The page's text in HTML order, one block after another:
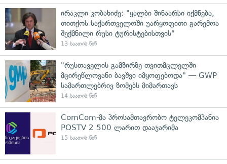
ირაკლი კობახიძე: "ყალბი შინაარსი იქმნება,
თითქოს საქართველოში უარყოფითი გარემოა
შექმნილი რუსი ტურისტებისთვის"
13 საათის წინ
"რუსთაველის გამზირზე თვითმცლელში
მცირეწლოვანი ბავშვი იმყოფებოდა" — GWP
სამართლებრივ ზომებს მიმართავს
14 საათის წინ
ComCom-მა პროსამთავრობო ტელეკომპანია
POSTV 2 500 ლარით დააჯარიმა
15 საათის წინ